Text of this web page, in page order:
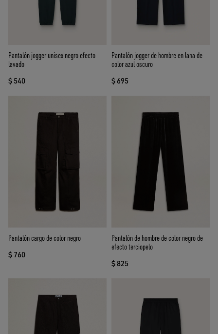
Pantalón jogger unisex negro efecto
lavado
$ 540
Pantalón jogger de hombre en lana de
color azul oscuro
$ 695
Pantalón cargo de color negro
$ 760
Pantalón de hombre de color negro de
efecto terciopelo
$ 825